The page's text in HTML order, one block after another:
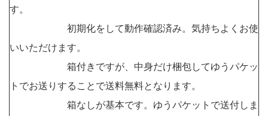
す。
初期化をして動作確認済み。気持ちよくお使
いいただけます。
箱付きですが、中身だけ梱包してゆうパケッ
トでお送りすることで送料無料となります。
箱なしが基本です。ゆうパケットで送付しま